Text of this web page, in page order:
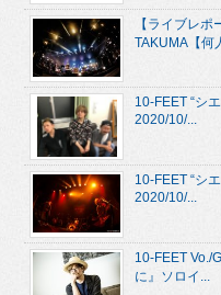
【ライブレポ
TAKUMA【何
10-FEET “シ
2020/10/...
10-FEET “シ
2020/10/...
10-FEET Vo./
に』ソロイ...